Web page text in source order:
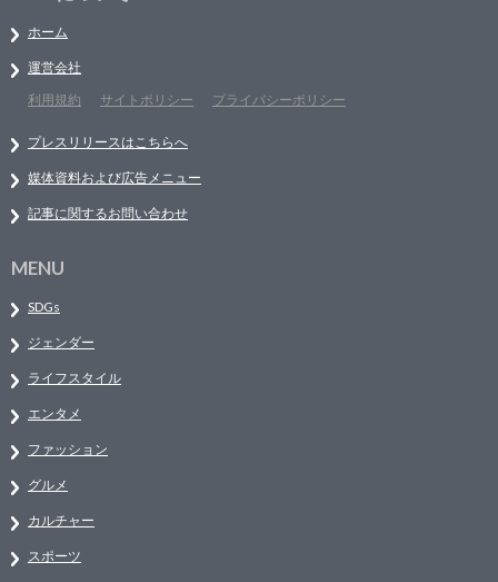
ホーム
運営会社
利用規約
サイトポリシー プライバシーポリシー
プレスリリースはこちらへ
媒体資料および広告メニュー
記事に関するお問い合わせ
MENU
SDGs
ジェンダー
ライフスタイル
エンタメ
ファッション
グルメ
カルチャー
スポーツ